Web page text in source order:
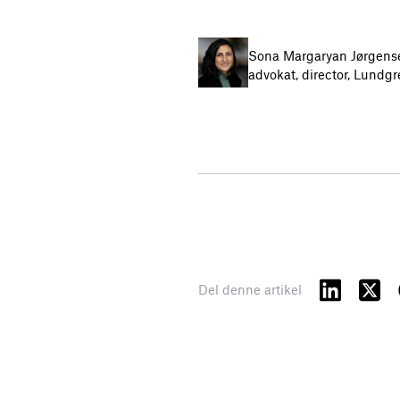
Sona Margaryan
advokat, director,
Del denne artikel